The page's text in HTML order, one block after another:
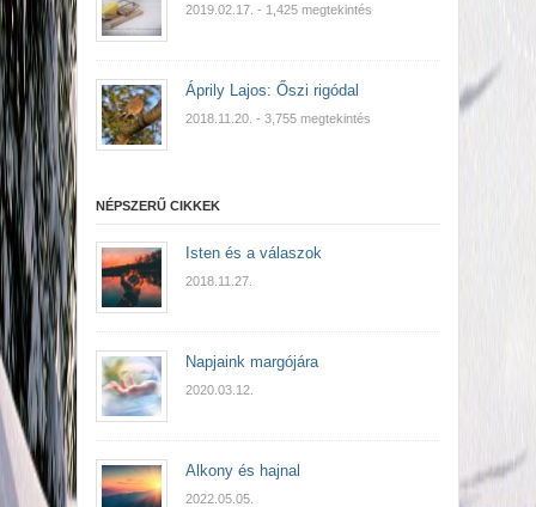
2019.02.17. - 1,425 megtekintés
Áprily Lajos: Őszi rigódal
2018.11.20. - 3,755 megtekintés
NÉPSZERŰ CIKKEK
Isten és a válaszok
2018.11.27.
Napjaink margójára
2020.03.12.
Alkony és hajnal
2022.05.05.